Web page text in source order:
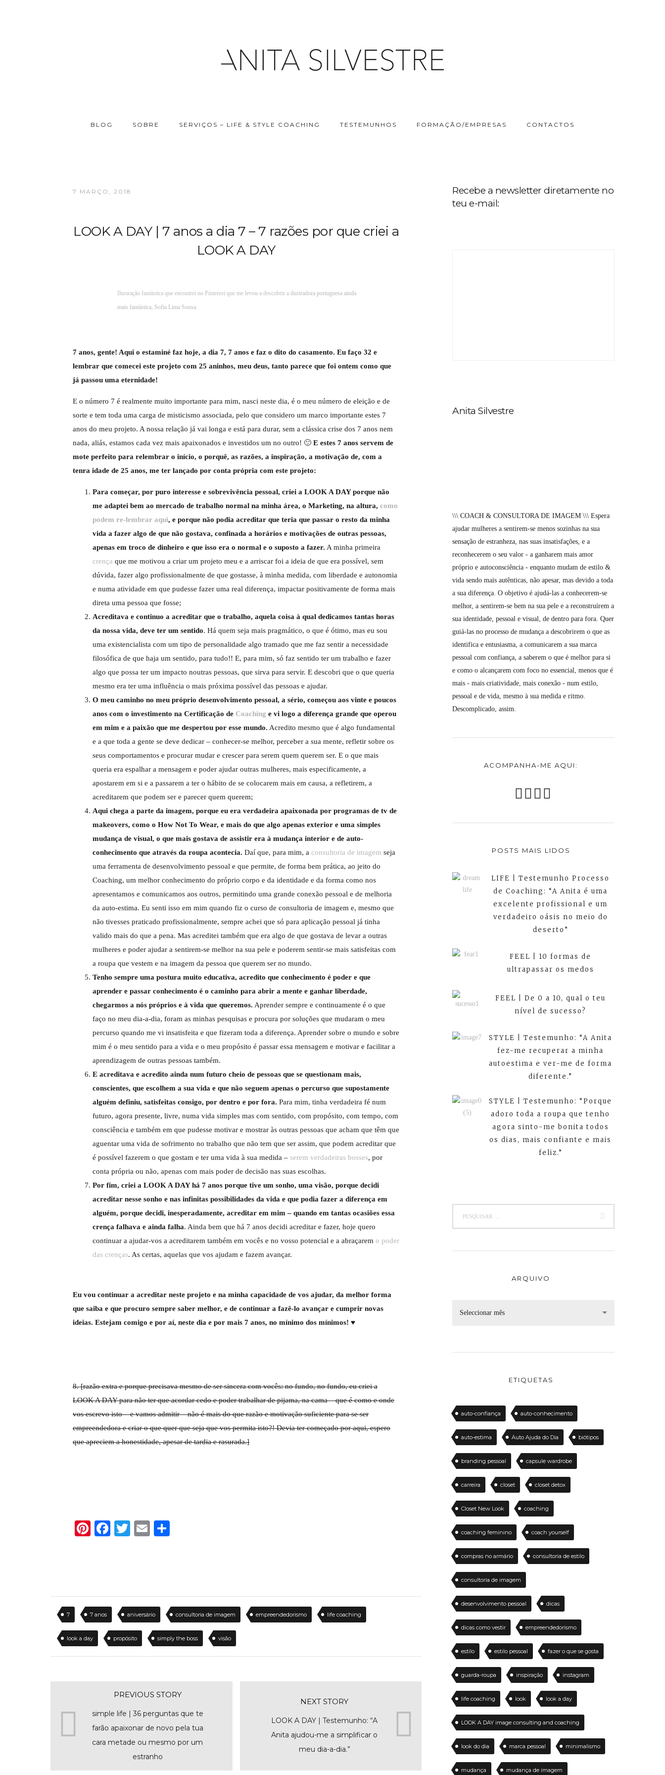
BLOG SOBRE SERVIÇOS – LIFE & STYLE COACHING TESTEMUNHOS FORMAÇÃO/EMPRESAS CONTACTOS
7 MARÇO, 2018
LOOK A DAY | 7 anos a dia 7 – 7 razões por que criei a
LOOK A DAY
Ilustração fantástica que encontrei no Pinterest que me levou a descobrir a ilustradora portuguesa ainda
mais fantástica, Sofia Lima Sousa
7 anos, gente! Aqui o estaminé faz hoje, a dia 7, 7 anos e faz o dito do casamento. Eu faço 32 e
lembrar que comecei este projeto com 25 aninhos, meu deus, tanto parece que foi ontem como que
já passou uma eternidade!
E o número 7 é realmente muito importante para mim, nasci neste dia, é o meu número de eleição e de
sorte e tem toda uma carga de misticismo associada, pelo que considero um marco importante estes 7
anos do meu projeto. A nossa relação já vai longa e está para durar, sem a clássica crise dos 7 anos nem
nada, aliás, estamos cada vez mais apaixonados e investidos um no outro! 🙂 E estes 7 anos servem de
mote perfeito para relembrar o início, o porquê, as razões, a inspiração, a motivação de, com a
tenra idade de 25 anos, me ter lançado por conta própria com este projeto:
Para começar, por puro interesse e sobrevivência pessoal, criei a LOOK A DAY porque não
me adaptei bem ao mercado de trabalho normal na minha área, o Marketing, na altura, como
podem re-lembrar aqui, e porque não podia acreditar que teria que passar o resto da minha
vida a fazer algo de que não gostava, confinada a horários e motivações de outras pessoas,
apenas em troco de dinheiro e que isso era o normal e o suposto a fazer. A minha primeira
crença que me motivou a criar um projeto meu e a arriscar foi a ideia de que era possível, sem
dúvida, fazer algo profissionalmente de que gostasse, à minha medida, com liberdade e autonomia
e numa atividade em que pudesse fazer uma real diferença, impactar positivamente de forma mais
direta uma pessoa que fosse;
Acreditava e continuo a acreditar que o trabalho, aquela coisa à qual dedicamos tantas horas
da nossa vida, deve ter um sentido. Há quem seja mais pragmático, o que é ótimo, mas eu sou
uma existencialista com um tipo de personalidade algo tramado que me faz sentir a necessidade
filosófica de que haja um sentido, para tudo!! E, para mim, só faz sentido ter um trabalho e fazer
algo que possa ter um impacto noutras pessoas, que sirva para servir. E descobri que o que queria
mesmo era ter uma influência o mais próxima possível das pessoas e ajudar.
O meu caminho no meu próprio desenvolvimento pessoal, a sério, começou aos vinte e poucos
anos com o investimento na Certificação de Coaching e vi logo a diferença grande que operou
em mim e a paixão que me despertou por esse mundo. Acredito mesmo que é algo fundamental
e a que toda a gente se deve dedicar – conhecer-se melhor, perceber a sua mente, refletir sobre os
seus comportamentos e procurar mudar e crescer para serem quem querem ser. E o que mais
queria era espalhar a mensagem e poder ajudar outras mulheres, mais especificamente, a
apostarem em si e a passarem a ter o hábito de se colocarem mais em causa, a refletirem, a
acreditarem que podem ser e parecer quem querem;
Aqui chega a parte da imagem, porque eu era verdadeira apaixonada por programas de tv de
makeovers, como o How Not To Wear, e mais do que algo apenas exterior e uma simples
mudança de visual, o que mais gostava de assistir era à mudança interior e de auto-
conhecimento que através da roupa acontecia. Daí que, para mim, a consultoria de imagem seja
uma ferramenta de desenvolvimento pessoal e que permite, de forma bem prática, ao jeito do
Coaching, um melhor conhecimento do próprio corpo e da identidade e da forma como nos
apresentamos e comunicamos aos outros, permitindo uma grande conexão pessoal e de melhoria
da auto-estima. Eu senti isso em mim quando fiz o curso de consultoria de imagem e, mesmo que
não tivesses praticado profissionalmente, sempre achei que só para aplicação pessoal já tinha
valido mais do que a pena. Mas acreditei também que era algo de que gostava de levar a outras
mulheres e poder ajudar a sentirem-se melhor na sua pele e poderem sentir-se mais satisfeitas com
a roupa que vestem e na imagem da pessoa que querem ser no mundo.
Tenho sempre uma postura muito educativa, acredito que conhecimento é poder e que
aprender e passar conhecimento é o caminho para abrir a mente e ganhar liberdade,
chegarmos a nós próprios e à vida que queremos. Aprender sempre e continuamente é o que
faço no meu dia-a-dia, foram as minhas pesquisas e procura por soluções que mudaram o meu
percurso quando me vi insatisfeita e que fizeram toda a diferença. Aprender sobre o mundo e sobre
mim é o meu sentido para a vida e o meu propósito é passar essa mensagem e motivar e facilitar a
aprendizagem de outras pessoas também.
E acreditava e acredito ainda num futuro cheio de pessoas que se questionam mais,
conscientes, que escolhem a sua vida e que não seguem apenas o percurso que supostamente
alguém definiu, satisfeitas consigo, por dentro e por fora. Para mim, tinha verdadeira fé num
futuro, agora presente, livre, numa vida simples mas com sentido, com propósito, com tempo, com
consciência e também em que pudesse motivar e mostrar às outras pessoas que acham que têm que
aguentar uma vida de sofrimento no trabalho que não tem que ser assim, que podem acreditar que
é possível fazerem o que gostam e ter uma vida à sua medida – serem verdadeiras bosses, por
conta própria ou não, apenas com mais poder de decisão nas suas escolhas.
Por fim, criei a LOOK A DAY há 7 anos porque tive um sonho, uma visão, porque decidi
acreditar nesse sonho e nas infinitas possibilidades da vida e que podia fazer a diferença em
alguém, porque decidi, inesperadamente, acreditar em mim – quando em tantas ocasiões essa
crença falhava e ainda falha. Ainda bem que há 7 anos decidi acreditar e fazer, hoje quero
continuar a ajudar-vos a acreditarem também em vocês e no vosso potencial e a abraçarem o poder
das crenças. As certas, aquelas que vos ajudam e fazem avançar.
Eu vou continuar a acreditar neste projeto e na minha capacidade de vos ajudar, da melhor forma
que saiba e que procuro sempre saber melhor, e de continuar a fazê-lo avançar e cumprir novas
ideias. Estejam comigo e por aí, neste dia e por mais 7 anos, no mínimo dos mínimos! ♥
8. [razão extra e porque precisava mesmo de ser sincera com vocês: no fundo, no fundo, eu criei a
LOOK A DAY para não ter que acordar cedo e poder trabalhar de pijama, na cama – que é como e onde
vos escrevo isto – e vamos admitir – não é mais do que razão e motivação suficiente para se ser
empreendedora e criar o que quer que seja que vos permita isto?! Devia ter começado por aqui, espero
que apreciem a honestidade, apesar de tardia e rasurada.]
Pinterest
Facebook
Twitter
Email
7 7 anos aniversário consultoria de imagem empreendedorismo life coaching
look a day propósito simply the boss visão
PREVIOUS STORY
simple life | 36 perguntas que te
farão apaixonar de novo pela tua
cara metade ou mesmo por um
estranho
NEXT STORY
LOOK A DAY | Testemunho: “A
Anita ajudou-me a simplificar o
meu dia-a-dia.”
Recebe a newsletter diretamente no
teu e-mail:
Anita Silvestre
\\\ COACH & CONSULTORA DE IMAGEM \\\ Espera
ajudar mulheres a sentirem-se menos sozinhas na sua
sensação de estranheza, nas suas insatisfações, e a
reconhecerem o seu valor - a ganharem mais amor
próprio e autoconsciência - enquanto mudam de estilo &
vida sendo mais autênticas, não apesar, mas devido a toda
a sua diferença. O objetivo é ajudá-las a conhecerem-se
melhor, a sentirem-se bem na sua pele e a reconstruírem a
sua identidade, pessoal e visual, de dentro para fora. Quer
guiá-las no processo de mudança a descobrirem o que as
identifica e entusiasma, a comunicarem a sua marca
pessoal com confiança, a saberem o que é melhor para si
e como o alcançarem com foco no essencial, menos que é
mais - mais criatividade, mais conexão - num estilo,
pessoal e de vida, mesmo à sua medida e ritmo.
Descomplicado, assim.
ACOMPANHA-ME AQUI:
POSTS MAIS LIDOS
LIFE | Testemunho Processo
de Coaching: “A Anita é uma
excelente profissional e um
verdadeiro oásis no meio do
deserto”
FEEL | 10 formas de
ultrapassar os medos
FEEL | De 0 a 10, qual o teu
nível de sucesso?
STYLE | Testemunho: “A Anita
fez-me recuperar a minha
autoestima e ver-me de forma
diferente.”
STYLE | Testemunho: “Porque
adoro toda a roupa que tenho
agora sinto-me bonita todos
os dias, mais confiante e mais
feliz.”
ARQUIVO
Seleccionar mês
ETIQUETAS
auto-confiança auto-conhecimento
auto-estima Auto Ajuda do Dia biótipos
branding pessoal capsule wardrobe
carreira closet closet detox
Closet New Look coaching
coaching feminino coach yourself
compras no armário consultoria de estilo
consultoria de imagem
desenvolvimento pessoal dicas
dicas como vestir empreendedorismo
estilo estilo pessoal fazer o que se gosta
guarda-roupa inspiração instagram
life coaching look look a day
LOOK A DAY image consulting and coaching
look do dia marca pessoal minimalismo
mudança mudança de imagem